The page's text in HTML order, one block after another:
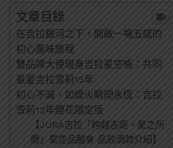
文章目錄
在吉拉銀河之下，開啟一場五感的
初心風味旅程
雙品牌大使現身吉拉星空帳：共同
最愛吉拉雪莉15年
初心不滅，如煙火瞬間永恆：吉拉
雪莉12年煙花限定版
【JURA吉拉「跨越吉距・星之所
嚮」星空品酩會 品飲酒款介紹】